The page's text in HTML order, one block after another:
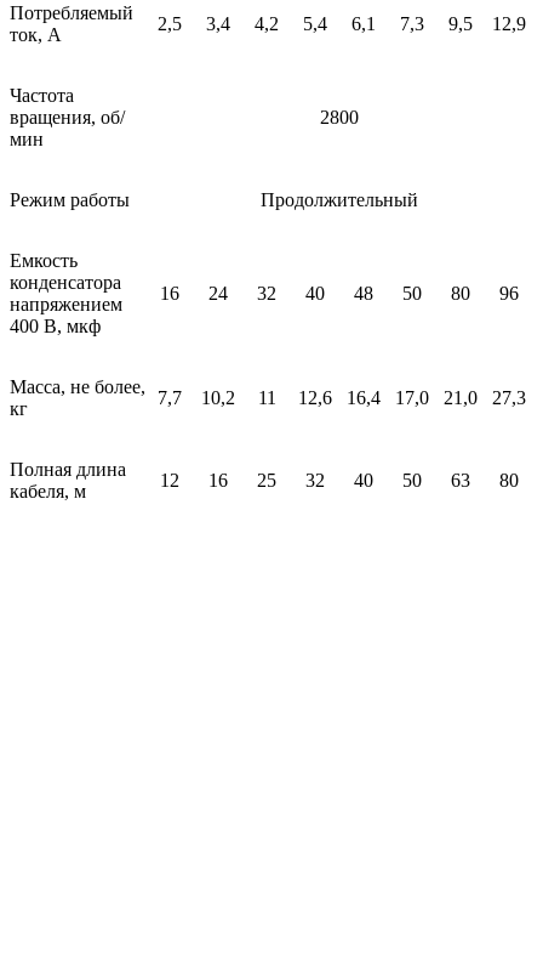
Потребляемый
ток, А
2,5 3,4 4,2 5,4 6,1 7,3 9,5 12,9
Частота
вращения, об/
мин
2800
Режим работы Продолжительный
Емкость
конденсатора
напряжением
400 В, мкф
16 24 32 40 48 50 80 96
Масса, не более,
кг
7,7 10,2 11 12,6 16,4 17,0 21,0 27,3
Полная длина
кабеля, м
12 16 25 32 40 50 63 80